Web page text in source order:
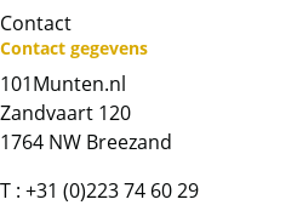
Whatsapp ons!
Bel ons
Contact
Contact gegevens
101Munten.nl
Zandvaart 120
1764 NW Breezand
T : +31 (0)223 74 60 29